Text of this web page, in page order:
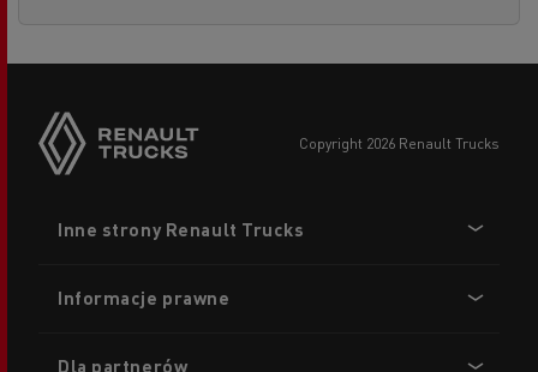
copyright 2026 Renault Trucks
menu
Inne strony Renault Trucks
Informacje prawne
Dla partnerów